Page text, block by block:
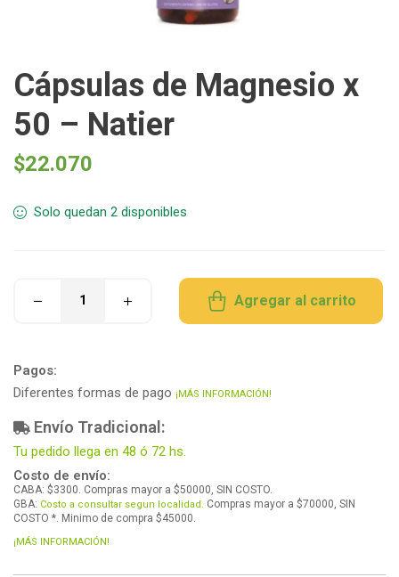
Cápsulas de Magnesio x
50 – Natier
$22.070
Solo quedan 2 disponibles
Agregar al carrito
Pagos:
Diferentes formas de pago ¡MÁS INFORMACIÓN!
Envío Tradicional:
Tu pedido llega en 48 ó 72 hs.
Costo de envío:
CABA: $3300. Compras mayor a $50000, SIN COSTO.
GBA: Costo a consultar segun localidad.
Compras mayor a $70000, SIN
COSTO *. Minimo de compra $45000.
¡MÁS INFORMACIÓN!